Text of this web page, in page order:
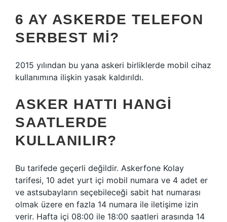
6 AY ASKERDE TELEFON
SERBEST MI?
2015 yılından bu yana askeri birliklerde mobil cihaz
kullanımına ilişkin yasak kaldırıldı.
ASKER HATTI HANGI
SAATLERDE
KULLANILIR?
Bu tarifede geçerli değildir. Askerfone Kolay
tarifesi, 10 adet yurt içi mobil numara ve 4 adet er
ve astsubayların seçebileceği sabit hat numarası
olmak üzere en fazla 14 numara ile iletişime izin
verir. Hafta içi 08:00 ile 18:00 saatleri arasında 14